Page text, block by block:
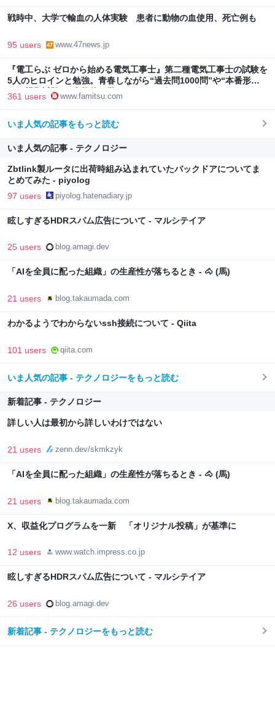
戦時中、大学で輸血の人体実験 患者に動物の血使用、死亡例も
95 users www.47news.jp
『電工らぶ ゼロから始める電気工事士』第二種電気工事士の試験を
5人のヒロインと勉強。青春しながら“過去問1000問”や“本番形式
CBT模擬試験”で本格的に学べるノベルゲーム | ゲーム・エンタメ
361 users www.famitsu.com
いま人気の記事をもっと読む
いま人気の記事 - テクノロジー
Zbtlink製ルータに出荷時組み込まれていたバックドアについてま
とめてみた - piyolog
97 users piyolog.hatenadiary.jp
眩しすぎるHDRスパム広告について - マルシテイア
25 users blog.amagi.dev
「AIを全員に配った組織」の生産性が落ちるとき - 🐴 (馬)
21 users blog.takaumada.com
わかるようでわからないssh接続について - Qiita
101 users qiita.com
いま人気の記事 - テクノロジーをもっと読む
新着記事 - テクノロジー
詳しい人は最初から詳しいわけではない
21 users zenn.dev/skmkzyk
「AIを全員に配った組織」の生産性が落ちるとき - 🐴 (馬)
21 users blog.takaumada.com
X、収益化プログラムを一新 「オリジナル投稿」が基準に
12 users www.watch.impress.co.jp
眩しすぎるHDRスパム広告について - マルシテイア
26 users blog.amagi.dev
新着記事 - テクノロジーをもっと読む